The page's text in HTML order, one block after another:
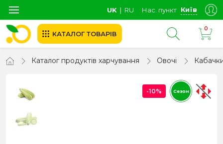
UK ∣ RU Нас. пункт Київ
КАТАЛОГ ТОВАРІВ
0
Каталог продуктів харчування Овочі
-10% Сезон